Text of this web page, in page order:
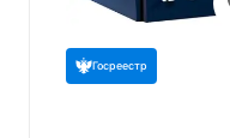
Госреестр